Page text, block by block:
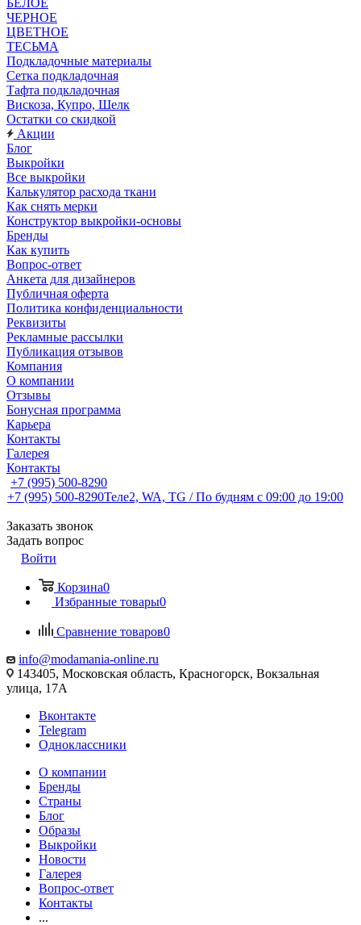
БЕЛОЕ
ЧЕРНОЕ
ЦВЕТНОЕ
ТЕСЬМА
Подкладочные материалы
Сетка подкладочная
Тафта подкладочная
Вискоза, Купро, Шелк
Остатки со скидкой
Акции
Блог
Выкройки
Все выкройки
Калькулятор расхода ткани
Как снять мерки
Конструктор выкройки-основы
Бренды
Как купить
Вопрос-ответ
Анкета для дизайнеров
Публичная оферта
Политика конфиденциальности
Реквизиты
Рекламные рассылки
Публикация отзывов
Компания
О компании
Отзывы
Бонусная программа
Карьера
Контакты
Галерея
Контакты
+7 (995) 500-8290
+7 (995) 500-8290Теле2, WA, TG / По будням c 09:00 до 19:00
Заказать звонок
Задать вопрос
Войти
Корзина0
Избранные товары0
Сравнение товаров0
info@modamania-online.ru
143405, Московская область, Красногорск, Вокзальная
улица, 17А
Вконтакте
Telegram
Одноклассники
О компании
Бренды
Страны
Блог
Образы
Выкройки
Новости
Галерея
Вопрос-ответ
Контакты
...